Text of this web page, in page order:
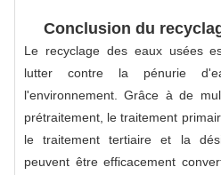
Conclusion du
Le recyclage des eaux usées
lutter contre la pénurie
l'environnement. Grâce à de
prétraitement, le traitement
le traitement tertiaire et la
peuvent être efficacement